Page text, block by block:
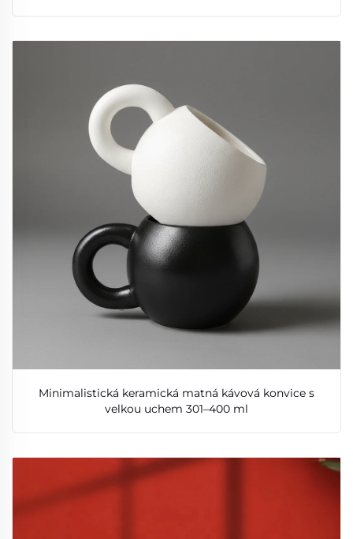
Minimalistická keramická matná kávová konvice s
velkou uchem 301–400 ml